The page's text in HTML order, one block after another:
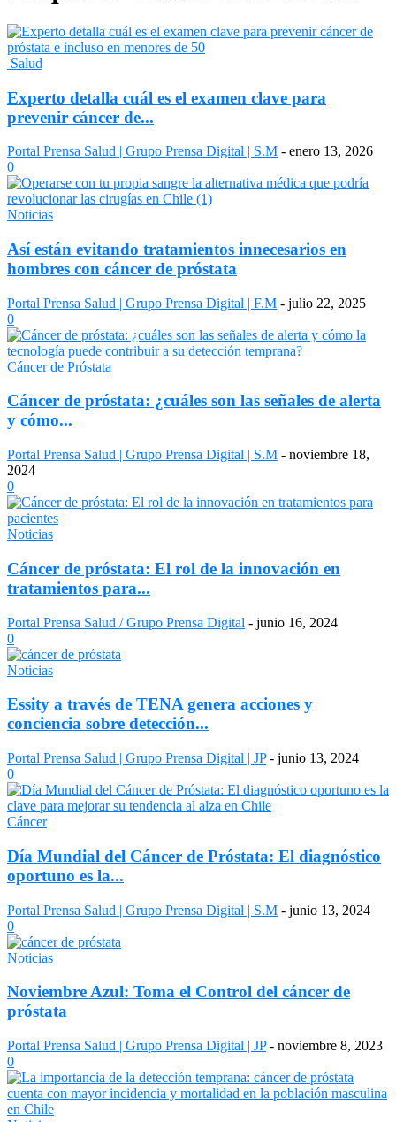
Salud
Experto detalla cuál es el examen clave para
prevenir cáncer de...
Portal Prensa Salud | Grupo Prensa Digital | S.M - enero 13, 2026
0
Noticias
Así están evitando tratamientos innecesarios en
hombres con cáncer de próstata
Portal Prensa Salud | Grupo Prensa Digital | F.M - julio 22, 2025
0
Cáncer de Próstata
Cáncer de próstata: ¿cuáles son las señales de alerta
y cómo...
Portal Prensa Salud | Grupo Prensa Digital | S.M - noviembre 18,
2024
0
Noticias
Cáncer de próstata: El rol de la innovación en
tratamientos para...
Portal Prensa Salud / Grupo Prensa Digital - junio 16, 2024
0
Noticias
Essity a través de TENA genera acciones y
conciencia sobre detección...
Portal Prensa Salud | Grupo Prensa Digital | JP - junio 13, 2024
0
Cáncer
Día Mundial del Cáncer de Próstata: El diagnóstico
oportuno es la...
Portal Prensa Salud | Grupo Prensa Digital | S.M - junio 13, 2024
0
Noticias
Noviembre Azul: Toma el Control del cáncer de
próstata
Portal Prensa Salud | Grupo Prensa Digital | JP - noviembre 8, 2023
0